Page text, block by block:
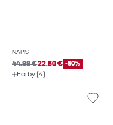
NÁPIS
44.99 €22.50 € -50%
Farby (4)